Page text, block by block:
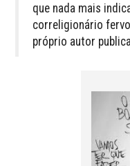
que nada mais
correligionário
próprio autor